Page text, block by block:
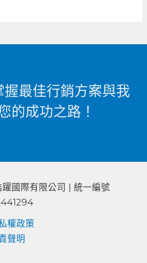
最佳行銷方案與我
的成功之路！
國際有限公司 | 統一編號
權政策
聲明